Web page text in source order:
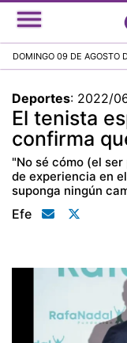
DOMINGO 09 DE AGOSTO
Deportes: 2022/
El tenista
confirma
"No sé cómo (el
de experiencia en
suponga ningún
Efe